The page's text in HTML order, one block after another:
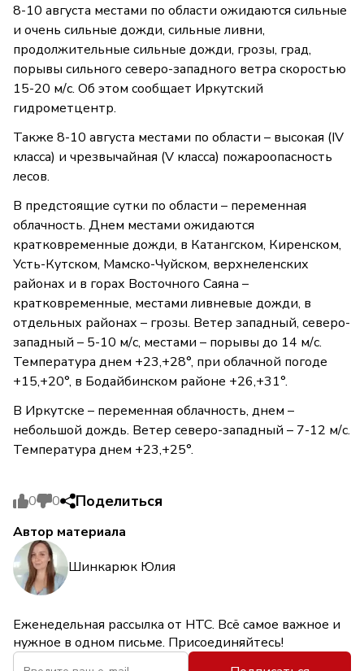
8-10 августа местами по области ожидаются сильные
и очень сильные дожди, сильные ливни,
продолжительные сильные дожди, грозы, град,
порывы сильного северо-западного ветра скоростью
15-20 м/с. Об этом сообщает Иркутский
гидрометцентр.
Также 8-10 августа местами по области – высокая (IV
класса) и чрезвычайная (V класса) пожароопасность
лесов.
В предстоящие сутки по области – переменная
облачность. Днем местами ожидаются
кратковременные дожди, в Катангском, Киренском,
Усть-Кутском, Мамско-Чуйском, верхнеленских
районах и в горах Восточного Саяна –
кратковременные, местами ливневые дожди, в
отдельных районах – грозы. Ветер западный, северо-
западный – 5-10 м/с, местами – порывы до 14 м/с.
Температура днем +23,+28°, при облачной погоде
+15,+20°, в Бодайбинском районе +26,+31°.
В Иркутске – переменная облачность, днем –
небольшой дождь. Ветер северо-западный – 7-12 м/с.
Температура днем +23,+25°.
0 0 Поделиться
Автор материала
Шинкарюк Юлия
Еженедельная рассылка от НТС. Всё самое важное и
нужное в одном письме. Присоединяйтесь!